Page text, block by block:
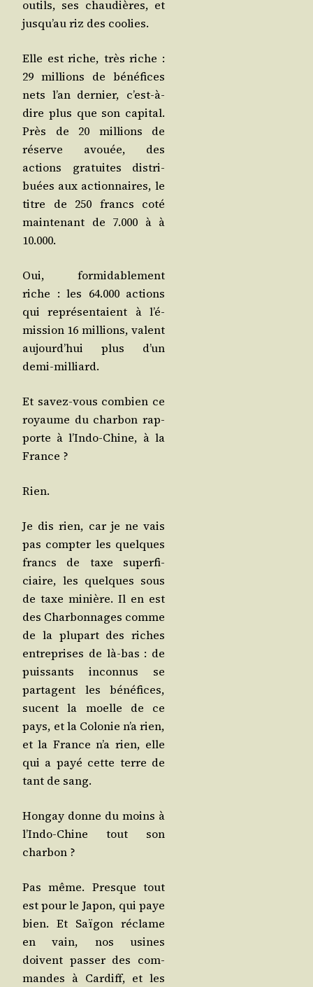
outils, ses chau­dières, et
jus­qu’au riz des coolies.
Elle est riche, très riche :
29 mil­lions de béné­fices
nets l’an der­nier, c’est-à-
dire plus que son capi­tal.
Près de 20 mil­lions de
réserve avouée, des
actions gra­tuites dis­tri­
buées aux action­naires, le
titre de 250 francs coté
main­te­nant de 7.000 à à
10.000.
Oui, for­mi­da­ble­ment
riche : les 64.000 actions
qui repré­sen­taient à l’é­
mis­sion 16 mil­lions, valent
aujourd’­hui plus d’un
demi-milliard.
Et savez-vous com­bien ce
royaume du char­bon rap­
porte à l’In­do-Chine, à la
France ?
Rien.
Je dis rien, car je ne vais
pas comp­ter les quelques
francs de taxe super­fi­
ciaire, les quelques sous
de taxe minière. Il en est
des Char­bon­nages comme
de la plu­part des riches
entre­prises de là-bas : de
puis­sants incon­nus se
par­tagent les béné­fices,
sucent la moelle de ce
pays, et la Colo­nie n’a rien,
et la France n’a rien, elle
qui a payé cette terre de
tant de sang.
Hon­gay donne du moins à
l’In­do-Chine tout son
charbon ?
Pas même. Presque tout
est pour le Japon, qui paye
bien. Et Saï­gon réclame
en vain, nos usines
doivent pas­ser des com­
mandes à Car­diff, et les